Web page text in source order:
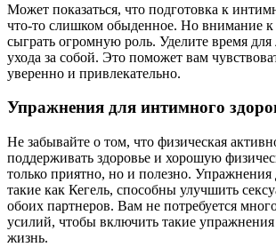
Может показаться, что подготовка к
что-то слишком обыденное. Но внимание к
сыграть огромную роль. Уделите время
ухода за собой. Это поможет вам
уверенно и привлекательно.
Упражнения для интимного
Не забывайте о том, что физическая
поддерживать здоровье и хорошую
только приятно, но и полезно. Упражнения
такие как Кегель, способны улучшить
обоих партнеров. Вам не потребуется
усилий, чтобы включить такие
жизнь.